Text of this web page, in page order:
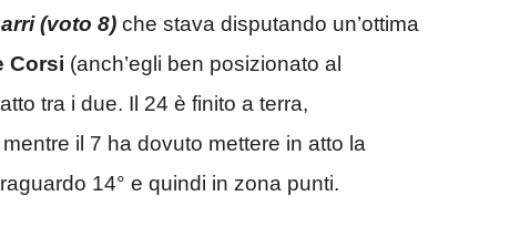
(voto 8) che stava disputando un’ottima
Corsi (anch’egli ben posizionato al
tra i due. Il 24 è finito a terra,
il 7 ha dovuto mettere in atto la
14° e quindi in zona punti.